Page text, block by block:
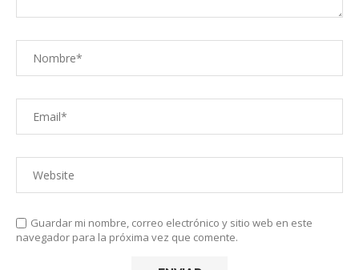
Guardar mi nombre, correo electrónico y sitio web en este
navegador para la próxima vez que comente.